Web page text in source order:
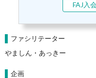
FAJ入
ファシリテーター
やましん・あっきー
企画